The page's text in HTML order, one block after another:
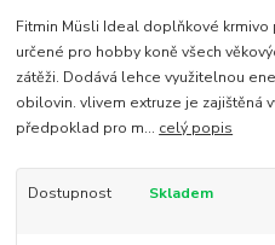
Fitmin Müsli Ideal doplňkové
určené pro hobby koně všech
zátěži. Dodává lehce využitelnou
obilovin. vlivem extruze je zajištěná
předpoklad pro m... celý popis
Dostupnost Skladem